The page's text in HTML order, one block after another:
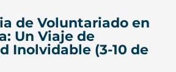
de Voluntariado en
Un Viaje de
Inolvidable (3-10 de